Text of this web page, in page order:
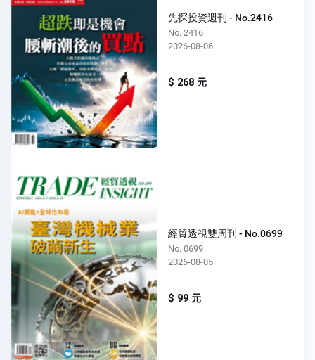
先探投資週刊 - No.2416
No. 2416
2026-08-06
$ 268 元
經貿透視雙周刊 - No.0699
No. 0699
2026-08-05
$ 99 元